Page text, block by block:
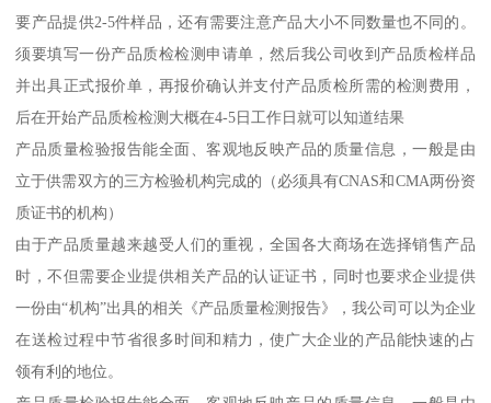
要产品提供2-5件样品，还有需要注意产品大小不同数量也不同的。
须要填写一份产品质检检测申请单，然后我公司收到产品质检样品
并出具正式报价单，再报价确认并支付产品质检所需的检测费用，
后在开始产品质检检测大概在4-5日工作日就可以知道结果
产品质量检验报告能全面、客观地反映产品的质量信息，一般是由
立于供需双方的三方检验机构完成的（必须具有CNAS和CMA两份资
质证书的机构）
由于产品质量越来越受人们的重视，全国各大商场在选择销售产品
时，不但需要企业提供相关产品的认证证书，同时也要求企业提供
一份由“机构”出具的相关《产品质量检测报告》，我公司可以为企业
在送检过程中节省很多时间和精力，使广大企业的产品能快速的占
领有利的地位。